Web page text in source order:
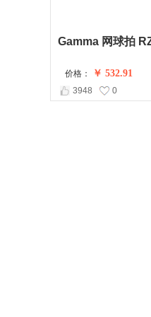
Gamma 网球拍
价格： ￥ 532.91
3948 0